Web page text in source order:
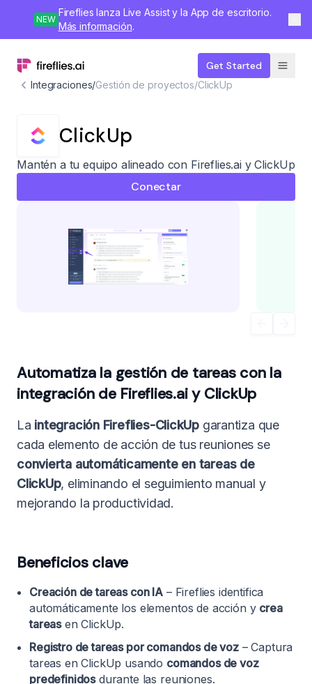
NEW
Fireflies lanza Live Assist y la App de escritorio.
Más información.
Get Started
Integraciones/Gestión de proyectos/ClickUp
ClickUp
Mantén a tu equipo alineado con Fireflies.ai y ClickUp
Conectar
Automatiza la gestión de tareas con la
integración de Fireflies.ai y ClickUp
La integración Fireflies-ClickUpgarantiza que
cada elemento de acción de tus reuniones se
convierta automáticamente en tareas de
ClickUp, eliminando el seguimiento manual y
mejorando la productividad.
Beneficios clave
Creación de tareas con IA – Fireflies identifica
automáticamente los elementos de acción y crea
tareasen ClickUp.
Registro de tareas por comandos de voz– Captura
tareas en ClickUp usando comandos de voz
predefinidosdurante las reuniones.